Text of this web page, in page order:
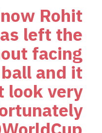
Rohit
left the
facing
and it
look very